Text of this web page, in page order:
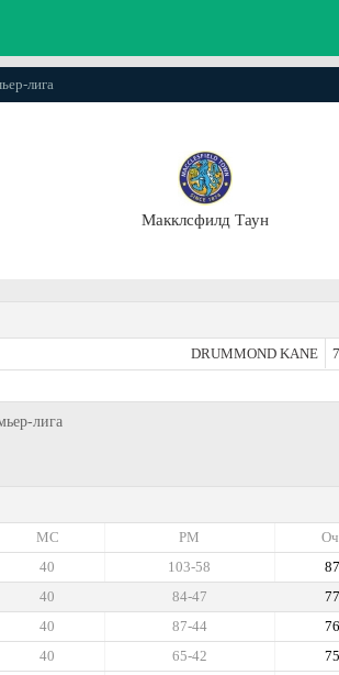
лига
Макклсфилд Таун
DRUMMOND KANE
лига
РМ
МС
87
103-58
40
77
84-47
40
76
87-44
40
75
65-42
40